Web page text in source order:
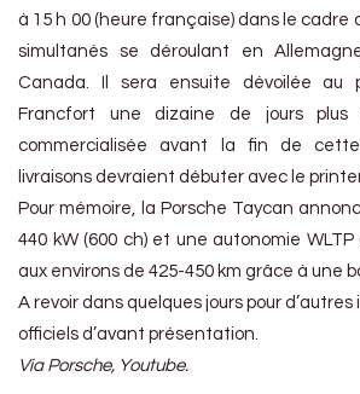
à 15 h 00 (heure française) dans le cadre
simultanés se déroulant en
Canada. Il sera ensuite dévoilée au
Francfort une dizaine de jours
commercialisée avant la fin de
livraisons devraient débuter avec le
Pour mémoire, la Porsche Taycan
440 kW (600 ch) et une autonomie
aux environs de 425-450 km grâce à une
A revoir dans quelques jours pour
officiels d’avant présentation.
Via Porsche, Youtube.